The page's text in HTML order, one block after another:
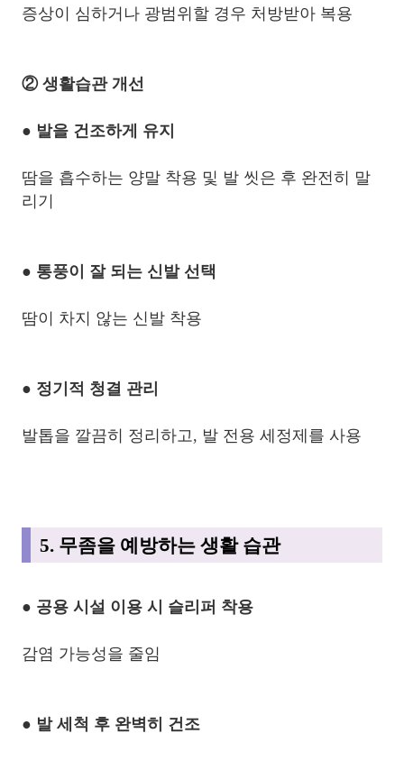
증상이 심하거나 광범위할 경우 처방받아 복용
② 생활습관 개선
● 발을 건조하게 유지
땀을 흡수하는 양말 착용 및 발 씻은 후 완전히 말
리기
● 통풍이 잘 되는 신발 선택
땀이 차지 않는 신발 착용
● 정기적 청결 관리
발톱을 깔끔히 정리하고, 발 전용 세정제를 사용
5. 무좀을 예방하는 생활 습관
● 공용 시설 이용 시 슬리퍼 착용
감염 가능성을 줄임
● 발 세척 후 완벽히 건조